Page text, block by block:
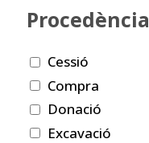
Procedència
Cessió
Compra
Donació
Excavació